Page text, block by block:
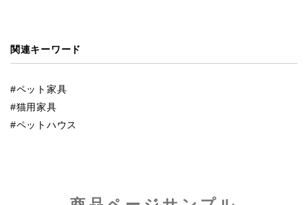
関連キーワード
ペット家具
猫用家具
ペットハウス